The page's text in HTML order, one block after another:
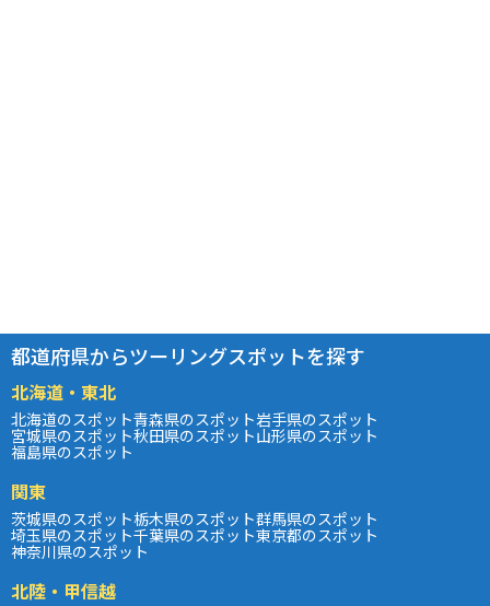
都道府県からツーリングスポットを探す
北海道・東北
北海道のスポット青森県のスポット岩手県のスポット
宮城県のスポット秋田県のスポット山形県のスポット
福島県のスポット
関東
茨城県のスポット栃木県のスポット群馬県のスポット
埼玉県のスポット千葉県のスポット東京都のスポット
神奈川県のスポット
北陸・甲信越